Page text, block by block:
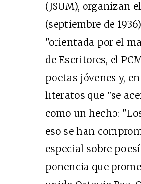
(JSUM), organizan
(septiembre de
"orientada por el
de Escritores, el
poetas jóvenes y,
literatos que "se
como un hecho:
eso se han
especial sobre
ponencia que